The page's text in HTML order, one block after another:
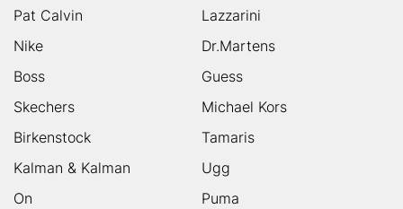
Pat Calvin
Lazzarini
Nike
Dr.Martens
Boss
Guess
Skechers
Michael Kors
Birkenstock
Tamaris
Kalman & Kalman
Ugg
On
Puma